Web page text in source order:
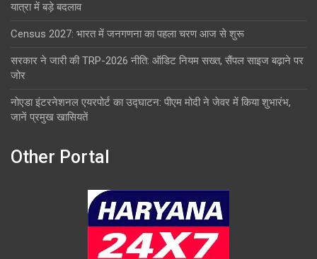
यात्रा में बड़े बदलाव
Census 2027: भारत में जनगणना का पहला चरण आज से शुरू
सरकार ने जारी की TRP-2026 नीति: ऑडिट नियम सख्त, सैंपल साइज बढ़ाने पर
जोर
नोएडा इंटरनेशनल एयरपोर्ट का उद्घाटन: पीएम मोदी ने जेवर में किया शुभारंभ,
जानें प्रमुख खासियतें
Other Portal